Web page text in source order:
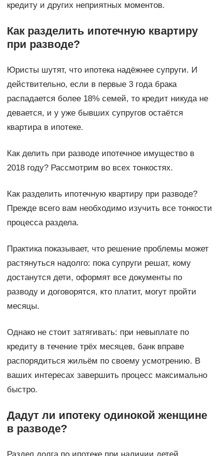
кредиту и других неприятных моментов.
Как разделить ипотечную квартиру
при разводе?
Юристы шутят, что ипотека надёжнее супруги. И
действительно, если в первые 3 года брака
распадается более 18% семей, то кредит никуда не
девается, и у уже бывших супругов остаётся
квартира в ипотеке.
Как делить при разводе ипотечное имущество в
2018 году? Рассмотрим во всех тонкостях.
Как разделить ипотечную квартиру при разводе?
Прежде всего вам необходимо изучить все тонкости
процесса раздела.
Практика показывает, что решение проблемы может
растянуться надолго: пока супруги решат, кому
достанутся дети, оформят все документы по
разводу и договорятся, кто платит, могут пройти
месяцы.
Однако не стоит затягивать: при невыплате по
кредиту в течение трёх месяцев, банк вправе
распорядиться жильём по своему усмотрению. В
ваших интересах завершить процесс максимально
быстро.
Дадут ли ипотеку одинокой женщине
в разводе?